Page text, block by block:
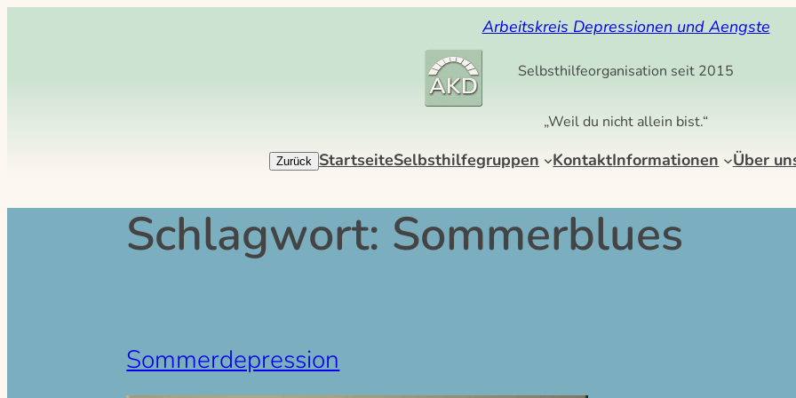
Arbeitskreis Depressionen und Aengste
Selbsthilfeorganisation seit 2015
„Weil du nicht allein bist.“
StartseiteSelbsthilfegruppen KontaktInformationen Über
Schlagwort: Sommerblues
Sommerdepression